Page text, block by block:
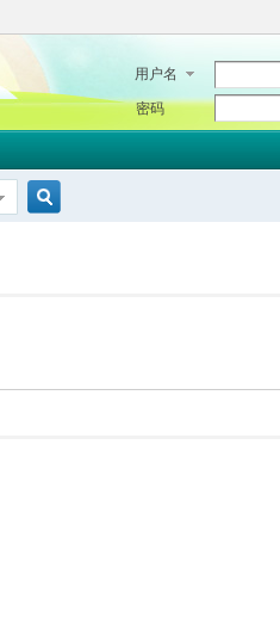
用户名
密码